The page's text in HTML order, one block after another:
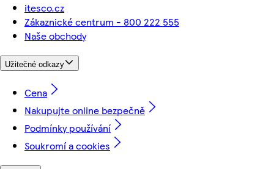
itesco.cz
Zákaznické centrum - 800 222 555
Naše obchody
Užitečné odkazy
Cena
Nakupujte online bezpečně
Podmínky používání
Soukromí a cookies